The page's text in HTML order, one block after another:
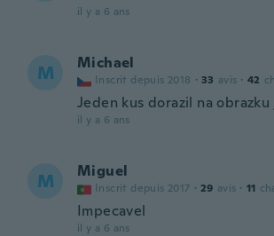
il y a 6 ans
M Michael
Inscrit depuis 2018 · 33 avis · 42
Jeden kus dorazil na obrazku
il y a 6 ans
M Miguel
Inscrit depuis 2017 · 29 avis · 11
Impecavel
il y a 6 ans